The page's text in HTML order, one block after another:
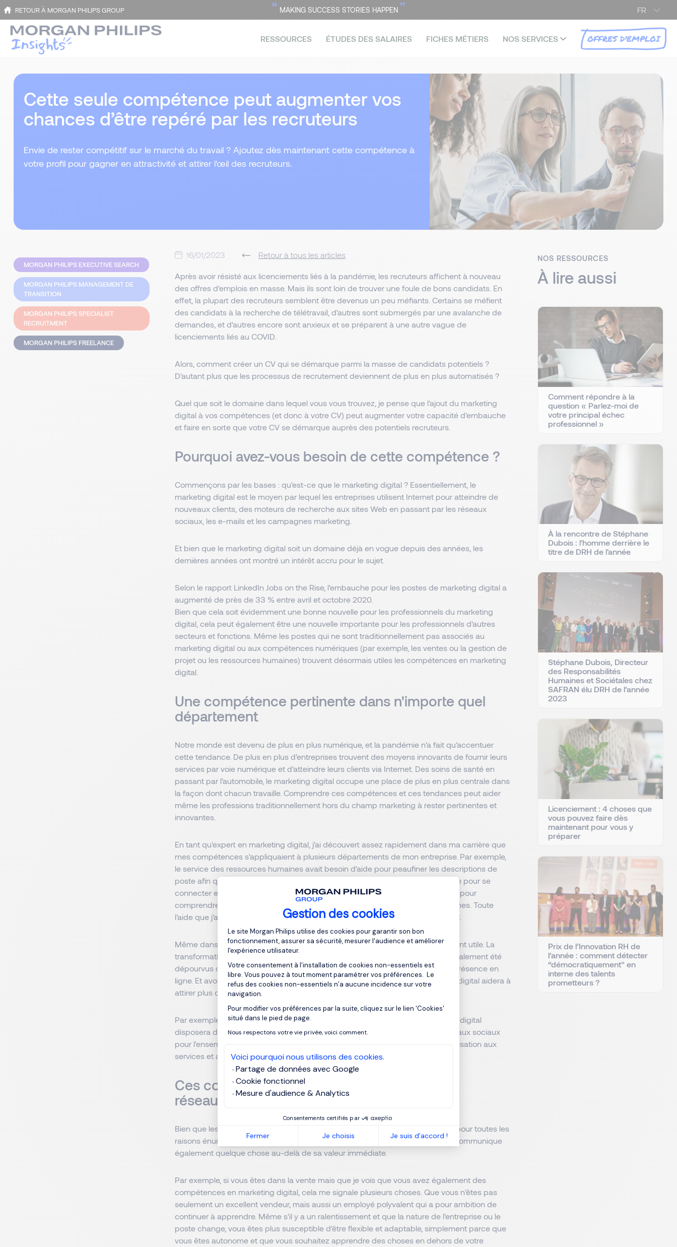
Gestion des cookies
Plateforme de Gestion du Consentement : Personnalisez vos Options
Le site Morgan Philips utilise des cookies pour garantir son bon
fonctionnement, assurer sa sécurité, mesurer l'audience et améliorer
l'expérience utilisateur.
Votre consentement à l'installation de cookies non-essentiels est
libre. Vous pouvez à tout moment paramétrer vos préférences. Le
refus des cookies non-essentiels n’a aucune incidence sur votre
navigation.
Pour modifier vos préférences par la suite, cliquez sur le lien 'Cookies'
situé dans le pied de page.
Nous respectons votre vie privée, voici comment.
Voici pourquoi nous utilisons des cookies.
Partage de données avec Google
Cookie fonctionnel
Mesure d'audience & Analytics
Consentements certifiés par
Fermer Je choisis Je suis d'accord !
Axeptio consent
FR
RETOUR À MORGAN PHILIPS GROUP “ MAKING SUCCESS STORIES HAPPEN ”
RESSOURCES ÉTUDES DES SALAIRES FICHES MÉTIERS NOS SERVICES OFFRES D'EMPLOI
Cette seule compétence peut augmenter vos
chances d’être repéré par les recruteurs
Envie de rester compétitif sur le marché du travail ? Ajoutez dès maintenant cette compétence à
votre profil pour gagner en attractivité et attirer l'œil des recruteurs.
16/01/2023 Retour à tous les articles
Après avoir résisté aux licenciements liés à la pandémie, les recruteurs affichent à nouveau
des offres d’emplois en masse. Mais ils sont loin de trouver une foule de bons candidats. En
effet, la plupart des recruteurs semblent être devenus un peu méfiants. Certains se méfient
des candidats à la recherche de télétravail, d'autres sont submergés par une avalanche de
demandes, et d'autres encore sont anxieux et se préparent à une autre vague de
licenciements liés au COVID.
Alors, comment créer un CV qui se démarque parmi la masse de candidats potentiels ?
D'autant plus que les processus de recrutement deviennent de plus en plus automatisés ?
Quel que soit le domaine dans lequel vous vous trouvez, je pense que l'ajout du marketing
digital à vos compétences (et donc à votre CV) peut augmenter votre capacité d'embauche
et faire en sorte que votre CV se démarque auprès des potentiels recruteurs.
Pourquoi avez-vous besoin de cette compétence ?
Commençons par les bases : qu'est-ce que le marketing digital ? Essentiellement, le
marketing digital est le moyen par lequel les entreprises utilisent Internet pour atteindre de
nouveaux clients, des moteurs de recherche aux sites Web en passant par les réseaux
sociaux, les e-mails et les campagnes marketing.
Et bien que le marketing digital soit un domaine déjà en vogue depuis des années, les
dernières années ont montré un intérêt accru pour le sujet.
Selon le rapport LinkedIn Jobs on the Rise, l'embauche pour les postes de marketing digital a
augmenté de près de 33 % entre avril et octobre 2020.
Bien que cela soit évidemment une bonne nouvelle pour les professionnels du marketing
digital, cela peut également être une nouvelle importante pour les professionnels d'autres
secteurs et fonctions. Même les postes qui ne sont traditionnellement pas associés au
marketing digital ou aux compétences numériques (par exemple, les ventes ou la gestion de
projet ou les ressources humaines) trouvent désormais utiles les compétences en marketing
digital.
Une compétence pertinente dans n'importe quel
département
Notre monde est devenu de plus en plus numérique, et la pandémie n'a fait qu'accentuer
cette tendance. De plus en plus d'entreprises trouvent des moyens innovants de fournir leurs
services par voie numérique et d'atteindre leurs clients via Internet. Des soins de santé en
passant par l'automobile, le marketing digital occupe une place de plus en plus centrale dans
la façon dont chacun travaille. Comprendre ces compétences et ces tendances peut aider
même les professions traditionnellement hors du champ marketing à rester pertinentes et
innovantes.
En tant qu'expert en marketing digital, j'ai découvert assez rapidement dans ma carrière que
mes compétences s'appliquaient à plusieurs départements de mon entreprise. Par exemple,
le service des ressources humaines avait besoin d'aide pour peaufiner les descriptions de
poste afin qu'elles soient plus visibles. Le service commercial avait besoin d'aide pour se
connecter efficacement aux bons clients. Les chefs de projet ont besoin d'aide pour
comprendre les besoins de leurs ingénieurs Web lorsqu'ils créent des plateformes. Toute
l'aide que j'apporte à ces départements relève du domaine du marketing digital.
Même dans d’autres secteurs, le marketing digital peut être un outil extrêmement utile. La
transformation digitale a été un sujet concluant dans les secteurs qui ont généralement été
dépourvus de présence sur Internet. Désormais, la partie est gagnée par une présence en
ligne. Et avoir quelqu'un au sein de votre entreprise qui comprend le marketing digital aidera à
attirer plus de clients.
Par exemple, un mécanicien automobile ayant des compétences en marketing digital
disposera des outils nécessaires pour créer une présence efficace sur les réseaux sociaux
pour l'ensemble de l'atelier. Cela stimulera les affaires en augmentant la sensibilisation aux
services et aux promotions.
Ces compétences se traduisent au-delà des
réseaux sociaux
Bien que les compétences en marketing digital soient utiles à toute entreprise pour toutes les
raisons énumérées ci-dessus, l'inclusion de cette compétence dans votre CV communique
également quelque chose au-delà de sa valeur immédiate.
Par exemple, si vous êtes dans la vente mais que je vois que vous avez également des
compétences en marketing digital, cela me signale plusieurs choses. Que vous n'êtes pas
seulement un excellent vendeur, mais aussi un employé polyvalent qui a pour ambition de
continuer à apprendre. Même s'il y a un ralentissement et que la nature de l'entreprise ou le
poste change, vous êtes plus susceptible d'être flexible et adaptable, simplement parce que
vous êtes autonome et que vous souhaitez apprendre des choses en dehors de votre
MORGAN PHILIPS EXECUTIVE SEARCH
MORGAN PHILIPS MANAGEMENT DE
TRANSITION
MORGAN PHILIPS SPECIALIST
RECRUITMENT
MORGAN PHILIPS FREELANCE
NOS RESSOURCES
À lire aussi
Comment répondre à la
question « Parlez-moi de
votre principal échec
professionnel »
À la rencontre de Stéphane
Dubois : l'homme derrière le
titre de DRH de l'année
Stéphane Dubois, Directeur
des Responsabilités
Humaines et Sociétales chez
SAFRAN élu DRH de l’année
2023
Licenciement : 4 choses que
vous pouvez faire dès
maintenant pour vous y
préparer
Prix de l’Innovation RH de
l’année : comment détecter
“démocratiquement” en
interne des talents
prometteurs ?